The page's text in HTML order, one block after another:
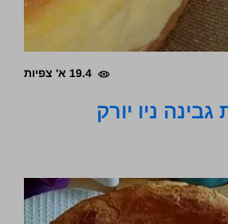
19.4 א' צפיות
גבינה ניו יורק